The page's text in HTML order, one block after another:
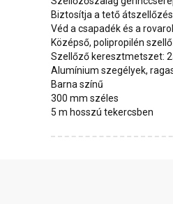
Biztosítja a tető
Véd a csapadék és a
Középső, polipropilén
Szellőző keresztmetszet:
Alumínium szegélyek,
Barna színű
300 mm széles
5 m hosszú tekercsben